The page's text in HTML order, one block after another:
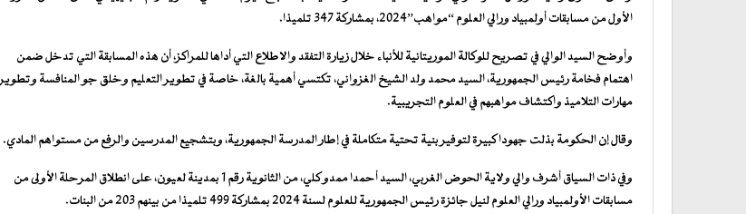
الأول من مسابقات أولمبياد ورالي العلوم “مواهب”2024، بمشاركة 347 تلميذا.
وأوضح السيد الوالي في تصريح للوكالة الموريتانية للأنباء خلال زيارة التفقد والاطلاع التي أداها للمراكز، أن هذه المسابقة التي تدخل ضمن
اهتمام فخامة رئيس الجمهورية، السيد محمد ولد الشيخ الغزواني، تكتسي أهمية بالغة، خاصة في تطوير التعليم وخلق جو المنافسة وتطوير
مهارات التلاميذ واكتشاف مواهبهم في العلوم التجريبية.
وقال إن الحكومة بذلت جهودا كبيرة لتوفير بنية تحتية متكاملة في إطار المدرسة الجمهورية، وبتشجيع المدرسين والرفع من مستواهم المادي.
وفي ذات السياق أشرف والي ولاية الحوض الغربي، السيد أحمدا ممدو كلي، من الثانوية رقم 1 بمدينة لعيون، على انطلاق المرحلة الأولى من
مسابقات الأولمبياد ورالي العلوم لنيل جائزة رئيس الجمهورية للعلوم لسنة 2024 بمشاركة 499 تلميذا من بينهم 203 من البنات.